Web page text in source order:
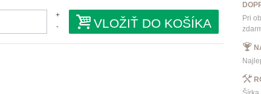
-
+
VLOŽIŤ DO KOŠÍKA
Pri